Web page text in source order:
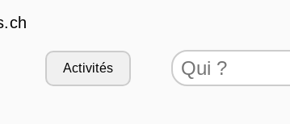
Activités